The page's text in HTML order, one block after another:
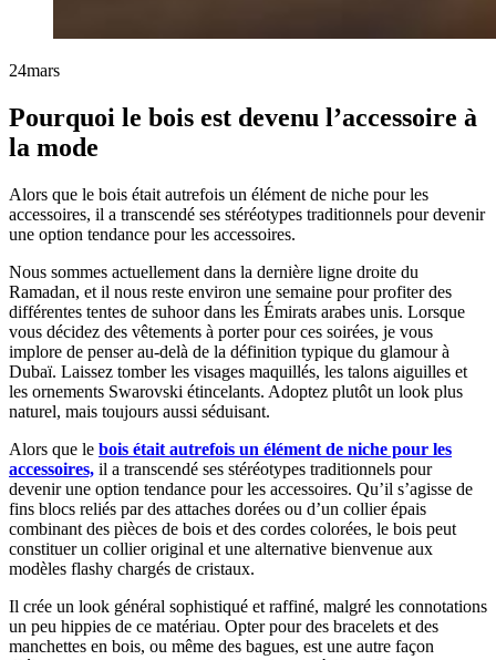
24mars
Pourquoi le bois est devenu l’accessoire à
la mode
Alors que le bois était autrefois un élément de niche pour les
accessoires, il a transcendé ses stéréotypes traditionnels pour devenir
une option tendance pour les accessoires.
Nous sommes actuellement dans la dernière ligne droite du
Ramadan, et il nous reste environ une semaine pour profiter des
différentes tentes de suhoor dans les Émirats arabes unis. Lorsque
vous décidez des vêtements à porter pour ces soirées, je vous
implore de penser au-delà de la définition typique du glamour à
Dubaï. Laissez tomber les visages maquillés, les talons aiguilles et
les ornements Swarovski étincelants. Adoptez plutôt un look plus
naturel, mais toujours aussi séduisant.
Alors que le bois était autrefois un élément de niche pour les
accessoires, il a transcendé ses stéréotypes traditionnels pour
devenir une option tendance pour les accessoires. Qu’il s’agisse de
fins blocs reliés par des attaches dorées ou d’un collier épais
combinant des pièces de bois et des cordes colorées, le bois peut
constituer un collier original et une alternative bienvenue aux
modèles flashy chargés de cristaux.
Il crée un look général sophistiqué et raffiné, malgré les connotations
un peu hippies de ce matériau. Opter pour des bracelets et des
manchettes en bois, ou même des bagues, est une autre façon